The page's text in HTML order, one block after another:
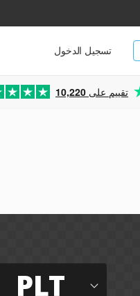
تسجيل الدخول
10,220 تقييم على
PLT